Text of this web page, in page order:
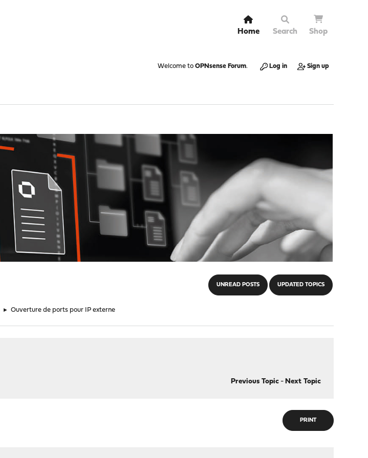
Home Search Shop
Welcome to OPNsense Forum. Log in Sign up
UNREAD POSTS UPDATED TOPICS
► Ouverture de ports pour IP externe
Previous Topic- Next Topic
PRINT